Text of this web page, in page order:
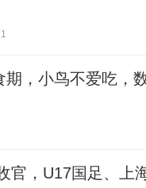
期，小鸟不爱吃，
官，U17国足、上